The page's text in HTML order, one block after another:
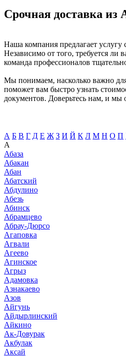
Срочная доставка из
Наша компания предлагает услугу
Независимо от того, требуется
команда профессионалов
Мы понимаем, насколько важно
поможет вам быстро узнать
документов. Доверьтесь нам, и
А Б В Г Д Е Ж З И Й К Л М Н О П
А
Абаза
Абакан
Абан
Абатский
Абдулино
Абезь
Абинск
Абрамцево
Абрау-Дюрсо
Агаповка
Агвали
Агеево
Агинское
Агрыз
Адамовка
Азнакаево
Азов
Айгунь
Айдырлинский
Айкино
Ак-Довурак
Акбулак
Аксай